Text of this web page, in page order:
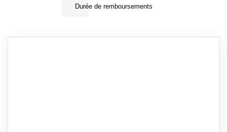
Durée de remboursements